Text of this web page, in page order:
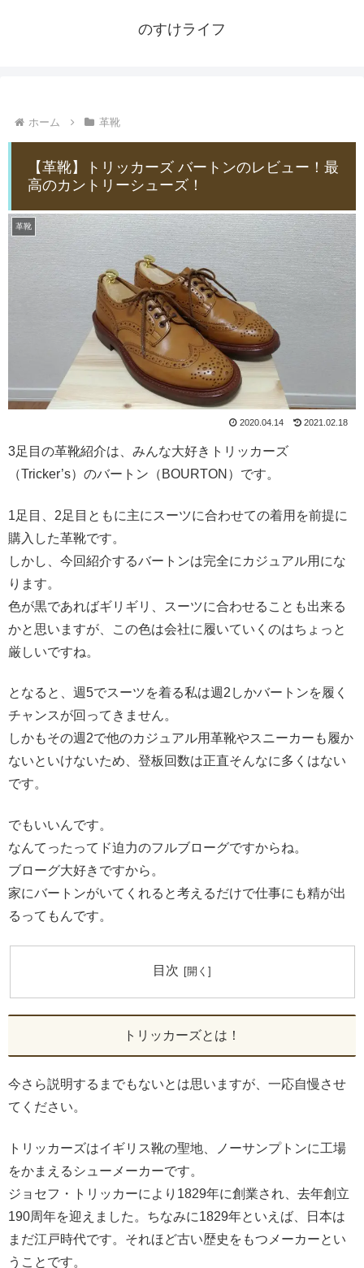
のすけライフ
ホーム 革靴
【革靴】トリッカーズ バートンのレビュー！最
高のカントリーシューズ！
革靴
2020.04.14 2021.02.18
3足目の革靴紹介は、みんな大好きトリッカーズ
（Tricker’s）のバートン（BOURTON）です。
1足目、2足目ともに主にスーツに合わせての着用を前提に
購入した革靴です。
しかし、今回紹介するバートンは完全にカジュアル用にな
ります。
色が黒であればギリギリ、スーツに合わせることも出来る
かと思いますが、この色は会社に履いていくのはちょっと
厳しいですね。
となると、週5でスーツを着る私は週2しかバートンを履く
チャンスが回ってきません。
しかもその週2で他のカジュアル用革靴やスニーカーも履か
ないといけないため、登板回数は正直そんなに多くはない
です。
でもいいんです。
なんてったってド迫力のフルブローグですからね。
ブローグ大好きですから。
家にバートンがいてくれると考えるだけで仕事にも精が出
るってもんです。
目次
トリッカーズとは！
今さら説明するまでもないとは思いますが、一応自慢させ
てください。
トリッカーズはイギリス靴の聖地、ノーサンプトンに工場
をかまえるシューメーカーです。
ジョセフ・トリッカーにより1829年に創業され、去年創立
190周年を迎えました。ちなみに1829年といえば、日本は
まだ江戸時代です。それほど古い歴史をもつメーカーとい
うことです。